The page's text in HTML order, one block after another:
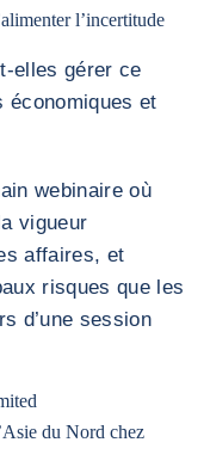
l’incertitude
elles gérer ce
économiques et
webinaire où
vigueur
affaires, et
risques que les
d’une session
du Nord chez